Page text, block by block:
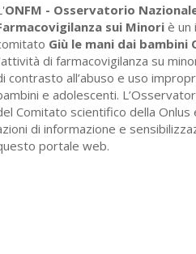
ONFM - Osservatorio
sui Minoriè un
Giù le mani dai bambini
di farmacovigilanza su
contrasto all’abuso e uso
e adolescenti.
Comitato scientifico della Onlus
di informazione e
portale web.